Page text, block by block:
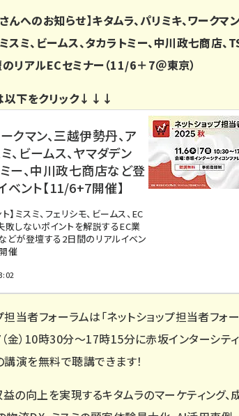
へのお知らせ】キタムラ、パリミキ、ワークマン
スミ、ビームス、タカラトミー、中川政七商店、
リアルECセミナー（11/6＋7＠東京）
下をクリック↓↓↓
クマン、三越伊勢丹、ア
、ビームス、ヤマダデン
ミー、中川政七商店など登
ベント【11/6+7開催】
】ミスミ、フェリシモ、ビームス、EC
敗しないポイントを解説するEC業
どが登壇する2日間のリアルイベン
催
担当者フォーラムは「ネットショップ担当者フォ
（金）10時30分～17時15分に赤坂インターシテ
講演を無料で聴講できます！
の向上を実現するキタムラのマーケティング、